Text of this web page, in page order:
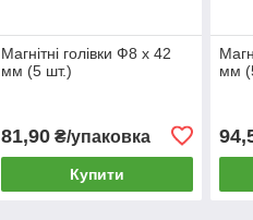
Магнітні голівки Ф8 х 42
мм (5 шт.)
81,90₴/упаковка
Купити
мм